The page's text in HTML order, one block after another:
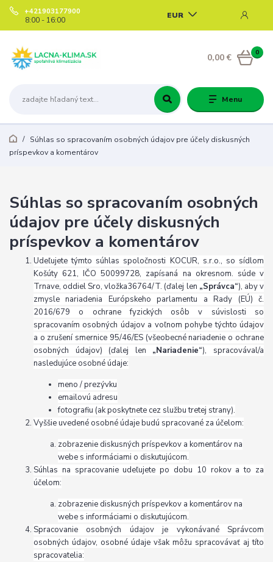
Menu
EUR
+421903177900
8:00 - 16:00
0
0,00 €
Súhlas so spracovaním osobných údajov pre účely diskusných
príspevkov a komentárov
Súhlas so spracovaním osobných
údajov pre účely diskusných
príspevkov a komentárov
Udeľujete týmto súhlas spoločnosti KOCUR, s.r.o., so sídlom
Košúty 621, IČO 50099728, zapísaná na okresnom. súde v
Trnave, oddiel Sro, vložka36764/T. (ďalej len „Správca“), aby v
zmysle nariadenia Európskeho parlamentu a Rady (EÚ) č.
2016/679 o ochrane fyzických osôb v súvislosti so
spracovaním osobných údajov a voľnom pohybe týchto údajov
a o zrušení smernice 95/46/ES (všeobecné nariadenie o ochrane
osobných údajov) (ďalej len „Nariadenie“), spracovával/a
nasledujúce osobné údaje:
meno / prezývku
emailovú adresu
fotografiu (ak poskytnete cez službu tretej strany).
Vyššie uvedené osobné údaje budú spracované za účelom:
zobrazenie diskusných príspevkov a komentárov na
webe s informáciami o diskutujúcom.
Súhlas na spracovanie udeľujete po dobu 10 rokov a to za
účelom:
zobrazenie diskusných príspevkov a komentárov na
webe s informáciami o diskutujúcom.
Spracovanie osobných údajov je vykonávané Správcom
osobných údajov, osobné údaje však môžu spracovávať aj títo
spracovatelia: